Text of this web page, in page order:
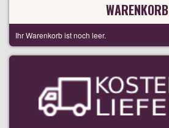
WARENKORB
Ihr Warenkorb ist noch leer.